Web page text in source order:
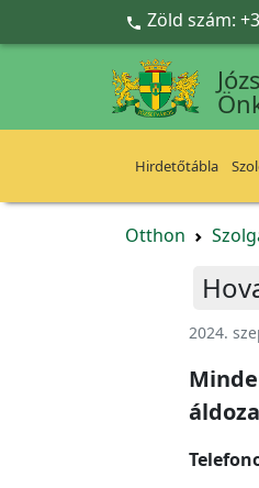
Ugrás a fő tartalomra
 Zöld szám:
Hirdetőtábla
Otthon
2024.